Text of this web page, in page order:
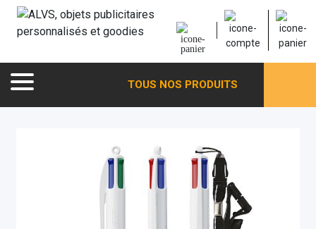
TOUS NOS PRODUITS